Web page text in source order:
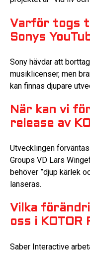
Varför togs
Sonys
Sony hävdar att
musiklicenser, men
kan finnas djupare
När kan vi
release av
Utvecklingen
Groups VD Lars
behöver ”djup kärlek
lanseras.
Vilka
oss i KOTOR
Saber Interactive